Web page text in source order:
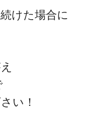
けた場合に
い！